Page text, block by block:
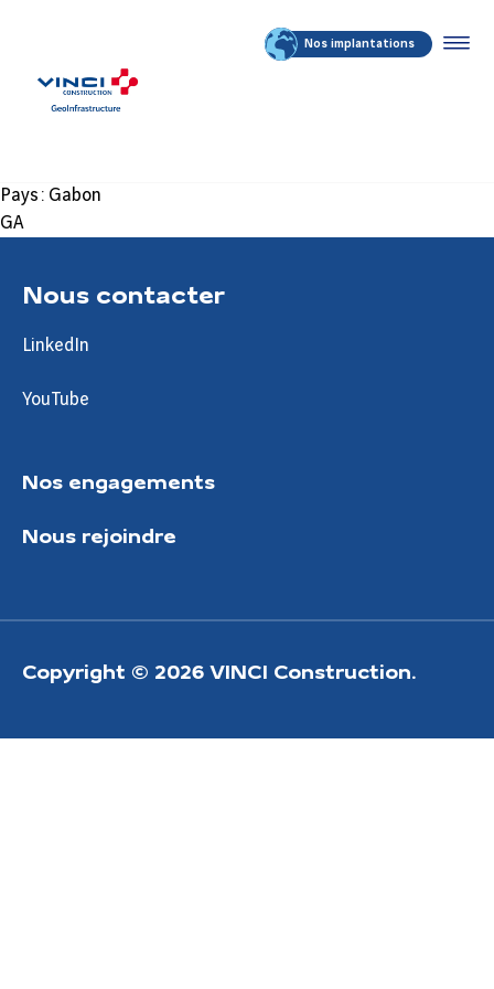
Nos implantations
Pays : Gabon
GA
Nous contacter
LinkedIn
YouTube
Nos engagements
Nous rejoindre
Copyright © 2026 VINCI Construction.